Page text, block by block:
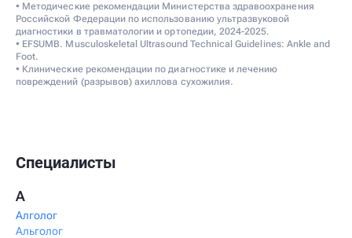
• Методические рекомендации Министерства здравоохранения
Российской Федерации по использованию ультразвуковой
диагностики в травматологии и ортопедии, 2024-2025.
• EFSUMB. Musculoskeletal Ultrasound Technical Guidelines: Ankle and
Foot.
• Клинические рекомендации по диагностике и лечению
повреждений (разрывов) ахиллова сухожилия.
Специалисты
А
Алголог
Альголог